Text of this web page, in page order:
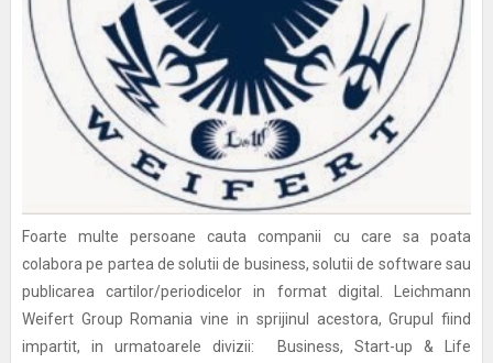
Foarte multe persoane cauta companii cu care sa poata
colabora pe partea de solutii de business, solutii de software sau
publicarea cartilor/periodicelor in format digital. Leichmann
Weifert Group Romania vine in sprijinul acestora, Grupul fiind
impartit, in urmatoarele divizii: Business, Start-up & Life